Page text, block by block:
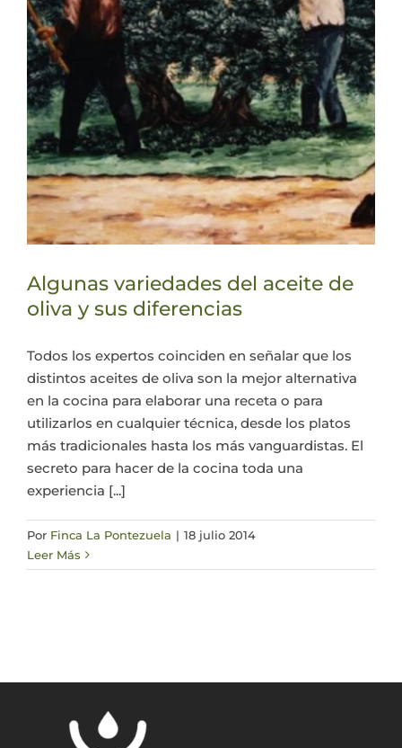
Algunas variedades del aceite de
oliva y sus diferencias
Todos los expertos coinciden en señalar que los
distintos aceites de oliva son la mejor alternativa
en la cocina para elaborar una receta o para
utilizarlos en cualquier técnica, desde los platos
más tradicionales hasta los más vanguardistas. El
secreto para hacer de la cocina toda una
experiencia [...]
Por Finca La Pontezuela | 18 julio 2014
Leer Más